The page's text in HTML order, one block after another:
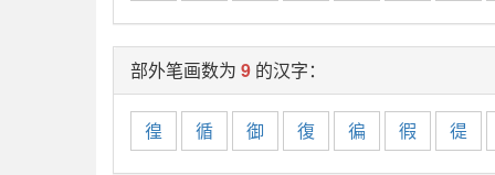
部外笔画数为 9 的汉字：
徨 循 御 復 徧 徦 徥